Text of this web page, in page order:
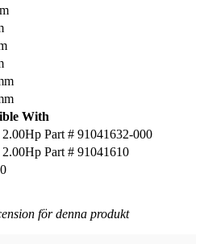
With
Part # 91041632-000
Part # 91041610
för denna produkt